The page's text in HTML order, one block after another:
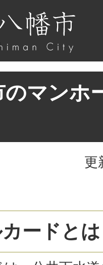
のマンホ
更
ードとは